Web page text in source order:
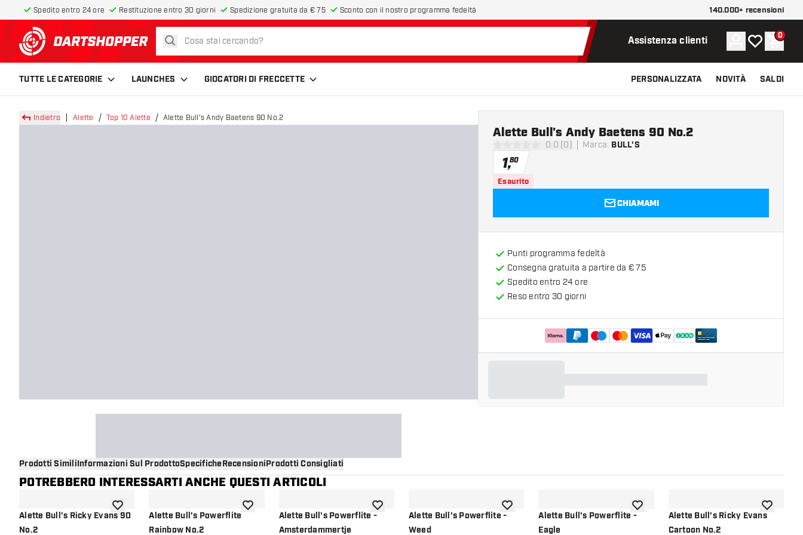
Spedito entro 24 ore Restituzione entro 30 giorni Spedizione gratuita da € 75 Sconto con il nostro programma fedeltà 140.000+ recensioni
torna alla home page
cerca Assistenza clienti Account
La mia lista
0
TUTTE LE CATEGORIE LAUNCHES GIOCATORI DI FRECCETTE PERSONALIZZATA NOVITÀ SALDI
Indietro Alette Top 10 Alette Alette Bull's Andy Baetens 90 No.2
0 stelle di valutazione
0.0 (0) Marca: BULL'S
Alette Bull's Andy Baetens 90 No.2
1,80
Esaurito
CHIAMAMI
Punti programma fedeltà
Consegna gratuita a partire da € 75
Spedito entro 24 ore
Reso entro 30 giorni
Prodotti SimiliInformazioni Sul ProdottoSpecificheRecensioniProdotti Consigliati
POTREBBERO INTERESSARTI ANCHE QUESTI ARTICOLI
Alette Bull's Ricky Evans 90
No.2
aggiungi alla lista dei desideri
Alette Bull's Powerflite
Rainbow No.2
aggiungi alla lista dei desideri
Alette Bull's Powerflite -
Amsterdammertje
aggiungi alla lista dei desideri
Alette Bull's Powerflite -
Weed
aggiungi alla lista dei desideri
Alette Bull's Powerflite -
Eagle
aggiungi alla lista dei desideri
Alette Bull's Ricky Evans
Cartoon No.2
aggiungi